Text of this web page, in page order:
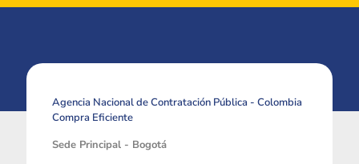
Agencia Nacional de Contratación Pública - Colombia
Compra Eficiente
Sede Principal - Bogotá